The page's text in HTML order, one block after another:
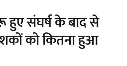
हुए संघर्ष के बाद से
को कितना हुआ